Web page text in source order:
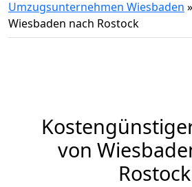
Umzugsunternehmen Wiesbaden »
Wiesbaden nach Rostock
von
Rostock